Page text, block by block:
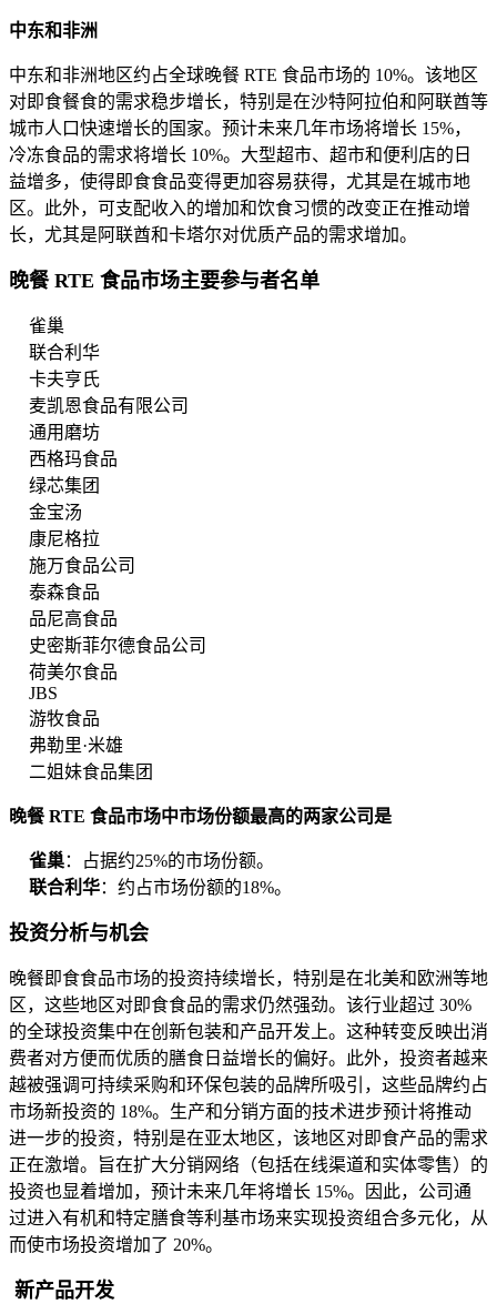
中东和非洲
中东和非洲地区约占全球晚餐 RTE 食品市场的 10%。该地区
对即食餐食的需求稳步增长，特别是在沙特阿拉伯和阿联酋等
城市人口快速增长的国家。预计未来几年市场将增长 15%，
冷冻食品的需求将增长 10%。大型超市、超市和便利店的日
益增多，使得即食食品变得更加容易获得，尤其是在城市地
区。此外，可支配收入的增加和饮食习惯的改变正在推动增
长，尤其是阿联酋和卡塔尔对优质产品的需求增加。
晚餐 RTE 食品市场主要参与者名单
雀巢
联合利华
卡夫亨氏
麦凯恩食品有限公司
通用磨坊
西格玛食品
绿芯集团
金宝汤
康尼格拉
施万食品公司
泰森食品
品尼高食品
史密斯菲尔德食品公司
荷美尔食品
JBS
游牧食品
弗勒里·米雄
二姐妹食品集团
晚餐 RTE 食品市场中市场份额最高的两家公司是
雀巢：占据约25%的市场份额。
联合利华：约占市场份额的18%。
投资分析与机会
晚餐即食食品市场的投资持续增长，特别是在北美和欧洲等地
区，这些地区对即食食品的需求仍然强劲。该行业超过 30%
的全球投资集中在创新包装和产品开发上。这种转变反映出消
费者对方便而优质的膳食日益增长的偏好。此外，投资者越来
越被强调可持续采购和环保包装的品牌所吸引，这些品牌约占
市场新投资的 18%。生产和分销方面的技术进步预计将推动
进一步的投资，特别是在亚太地区，该地区对即食产品的需求
正在激增。旨在扩大分销网络（包括在线渠道和实体零售）的
投资也显着增加，预计未来几年将增长 15%。因此，公司通
过进入有机和特定膳食等利基市场来实现投资组合多元化，从
而使市场投资增加了 20%。
新产品开发